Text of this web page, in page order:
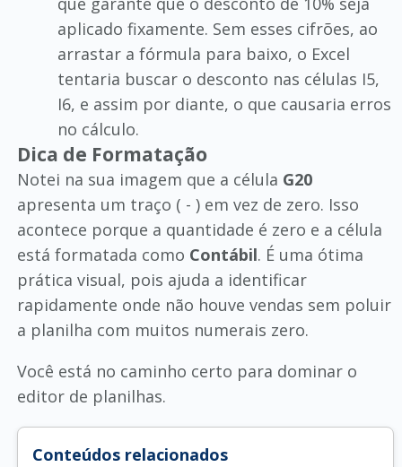
aplicado fixamente. Sem esses cifrões, ao
arrastar a fórmula para baixo, o Excel
tentaria buscar o desconto nas células I5,
I6, e assim por diante, o que causaria erros
no cálculo.
Dica de Formatação
Notei na sua imagem que a célula G20
apresenta um traço ( - ) em vez de zero. Isso
acontece porque a quantidade é zero e a célula
está formatada como Contábil. É uma ótima
prática visual, pois ajuda a identificar
rapidamente onde não houve vendas sem poluir
a planilha com muitos numerais zero.
Você está no caminho certo para dominar o
editor de planilhas.
Conteúdos relacionados